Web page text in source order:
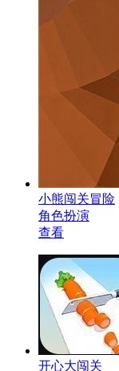
小熊闯关冒险
角色扮演
查看
开心大闯关